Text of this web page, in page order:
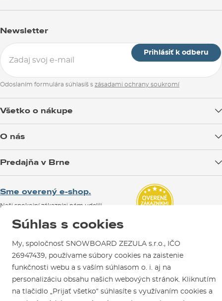
Newsletter
Prihlásiť k odberu
Odoslaním formulára súhlasíš s zásadami ochrany soukromí
Všetko o nákupe
Výmena a vrátenie tovaru
Reklamácie
Návody na použitie a údržbu
Kontakty
O nás
SNOWBOARD ZEZULA Team
Ako si vybrať vybavenie
Predajňa v Brne
Mapa a ako k nám
Požičovňa
Servis a opravy
Sme overený e-shop.
Naši spokojní zákazníci nám udelili
Súhlas s cookies
My, spoločnosť SNOWBOARD ZEZULA s.r.o., IČO
26947439, používame súbory cookies na zaistenie
funkčnosti webu a s vaším súhlasom o. i. aj na
personalizáciu obsahu našich webových stránok. Kliknutím
na tlačidlo „Prijať všetko“ súhlasíte s využívaním cookies a